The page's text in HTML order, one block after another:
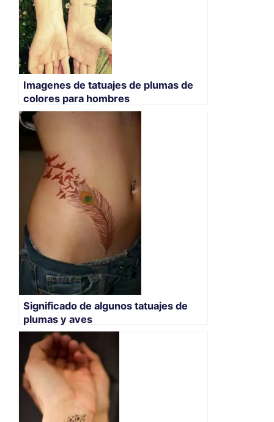
Imagenes de tatuajes de plumas de
colores para hombres
Significado de algunos tatuajes de
plumas y aves